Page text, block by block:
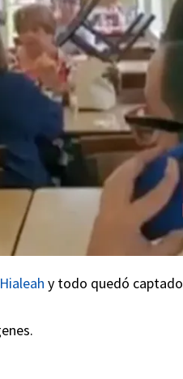
Hialeah y todo quedó